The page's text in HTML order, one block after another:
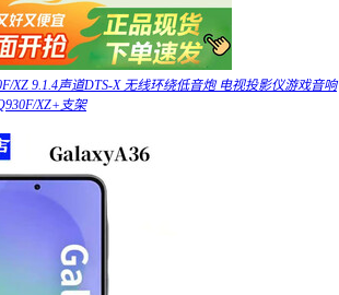
XZ 9.1.4声道DTS-X 无线环绕低音炮 电视投影仪游戏音响
XZ+支架